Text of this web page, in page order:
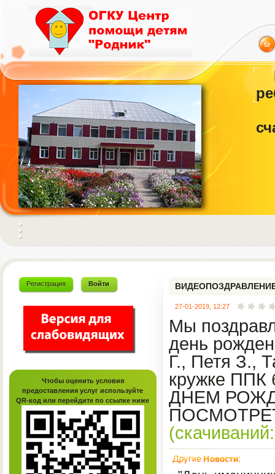
Регистрация Войти
Чтобы оценить условия
предоставления услуг используйте
QR-код или перейдите по ссылке ниже
27-01-2019, 12:27
Мы
день
Г., Петя З.,
кружке ППК
ДНЕМ